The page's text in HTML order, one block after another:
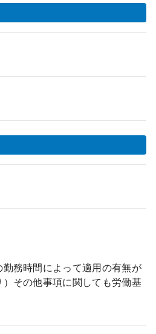
勤務時間によって適用の有無が
その他事項に関しても労働基